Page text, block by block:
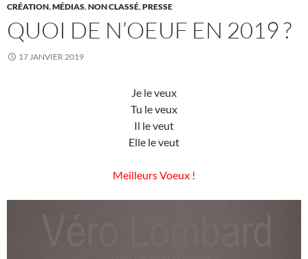
CRÉATION,MÉDIAS,NON CLASSÉ,PRESSE
QUOI DE N’OEUF EN 2019 ?
17 JANVIER 2019
Je le veux
Tu le veux
Il le veut
Elle le veut
Meilleurs Voeux !